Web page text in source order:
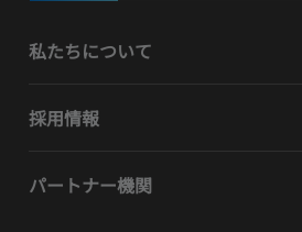
私たちについて
採用情報
パートナー機関